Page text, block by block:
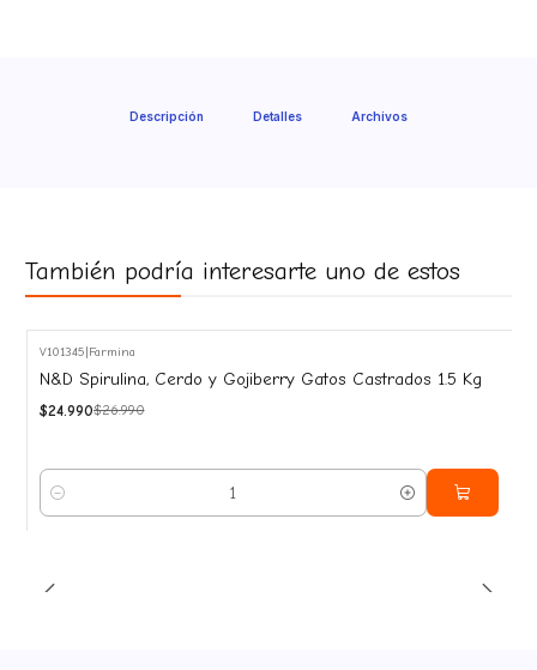
Descripción Detalles Archivos
También podría interesarte uno de estos
-7%
OFF
V101345 Farmina
N&D Spirulina, Cerdo y Gojiberry Gatos Castrados 1.5 Kg
$24.990$26.990
Cantidad